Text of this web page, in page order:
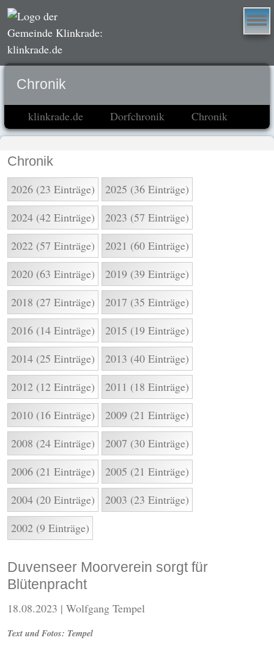
Chronik
klinkrade.de Dorfchronik Chronik
Chronik
2026 (23 Einträge)
2025 (36 Einträge)
2024 (42 Einträge)
2023 (57 Einträge)
2022 (57 Einträge)
2021 (60 Einträge)
2020 (63 Einträge)
2019 (39 Einträge)
2018 (27 Einträge)
2017 (35 Einträge)
2016 (14 Einträge)
2015 (19 Einträge)
2014 (25 Einträge)
2013 (40 Einträge)
2012 (12 Einträge)
2011 (18 Einträge)
2010 (16 Einträge)
2009 (21 Einträge)
2008 (24 Einträge)
2007 (30 Einträge)
2006 (21 Einträge)
2005 (21 Einträge)
2004 (20 Einträge)
2003 (23 Einträge)
2002 (9 Einträge)
Duvenseer Moorverein sorgt für
Blütenpracht
18.08.2023 | Wolfgang Tempel
Text und Fotos: Tempel